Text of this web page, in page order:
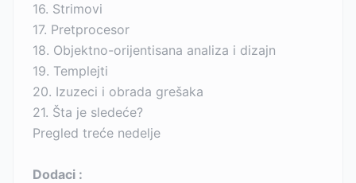
16. Strimovi
17. Pretprocesor
18. Objektno-orijentisana analiza i dizajn
19. Templejti
20. Izuzeci i obrada grešaka
21. Šta je sledeće?
Pregled treće nedelje
Dodaci :